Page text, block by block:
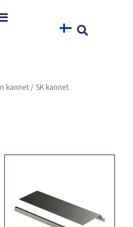
kannet / SK kannet